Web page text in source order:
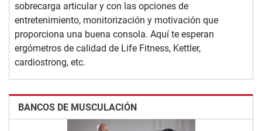
sobrecarga articular y con las opciones de
entretenimiento, monitorización y motivación que
proporciona una buena consola. Aquí te esperan
ergómetros de calidad de Life Fitness, Kettler,
cardiostrong, etc.
BANCOS DE MUSCULACIÓN